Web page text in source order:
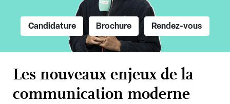
Candidature Brochure Rendez-vous
Les nouveaux enjeux de la
communication moderne